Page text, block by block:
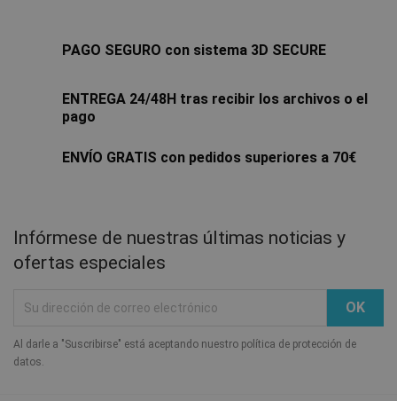
PAGO SEGURO con sistema 3D SECURE
ENTREGA 24/48H tras recibir los archivos o el
pago
ENVÍO GRATIS con pedidos superiores a 70€
Infórmese de nuestras últimas noticias y
ofertas especiales
Al darle a "Suscribirse" está aceptando nuestro política de protección de
datos.